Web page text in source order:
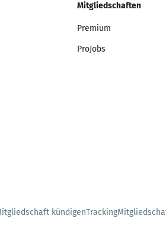
Mitgliedschaften
Premium
ProJobs
kündigenTracking